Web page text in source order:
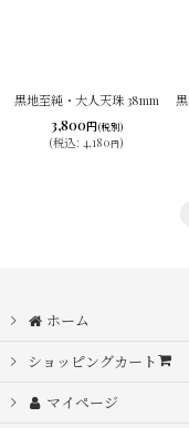
黒地至純・大人天珠 38mm
3,800円(税別)
(税込: 4,180円)
ホーム
ショッピングカート
マイページ